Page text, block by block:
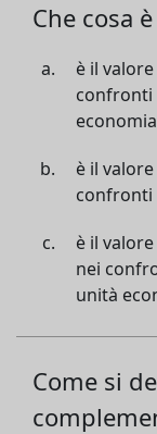
Che cosa
è il
confronti
è il
confronti
è il
nei
unità
Come si